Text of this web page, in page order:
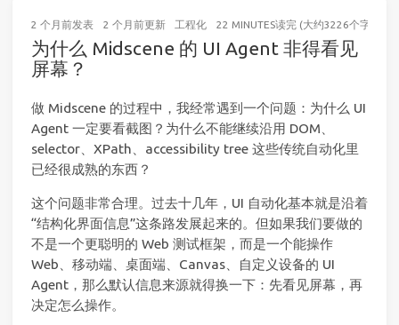
2 个月前发表 2 个月前更新 工程化 22 MINUTES读完 (大约3226个字)
为什么 Midscene 的 UI Agent 非得看见
屏幕？
做 Midscene 的过程中，我经常遇到一个问题：为什么 UI
Agent 一定要看截图？为什么不能继续沿用 DOM、
selector、XPath、accessibility tree 这些传统自动化里
已经很成熟的东西？
这个问题非常合理。过去十几年，UI 自动化基本就是沿着
“结构化界面信息”这条路发展起来的。但如果我们要做的
不是一个更聪明的 Web 测试框架，而是一个能操作
Web、移动端、桌面端、Canvas、自定义设备的 UI
Agent，那么默认信息来源就得换一下：先看见屏幕，再
决定怎么操作。